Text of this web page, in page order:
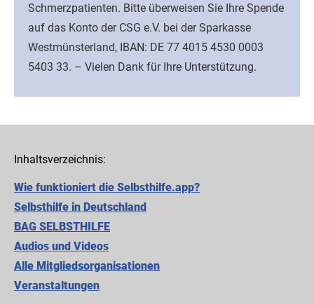
Schmerzpatienten. Bitte überweisen Sie Ihre Spende
auf das Konto der CSG e.V. bei der Sparkasse
Westmünsterland, IBAN: DE 77 4015 4530 0003
5403 33. – Vielen Dank für Ihre Unterstützung.
Inhaltsverzeichnis:
Wie funktioniert die Selbsthilfe.app?
Selbsthilfe in Deutschland
BAG SELBSTHILFE
Audios und Videos
Alle Mitgliedsorganisationen
Veranstaltungen
Cookie-Einstellungen